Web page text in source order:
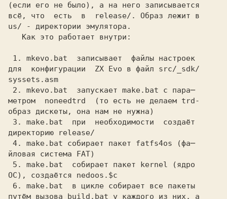
(если его не было), а на него записывается
всё, что  есть  в
release/.
Образ лежит в
us/ - директории эмулятора.
   Как это работает внутри:
1. mkevo.bat
записывает  файлы настроек
для  конфигурации  ZX Evo в файл src/_sdk/
syssets.asm
2.
mkevo.bat запускает make.bat с пара─
метром
noneedtrd
(то есть не делаем trd-
образ дискеты, она нам не нужна)
3.
make.bat
при  необходимости  создаёт
директорию release/
4.
make.bat собирает пакет fatfs4os (фа─
йловая система FAT)
5.
make.bat собирает пакет kernel (ядро
ОС), создаётся nedoos.$c
6.
make.bat
в цикле собирает все пакеты
путём вызова build.bat у каждого из них, а